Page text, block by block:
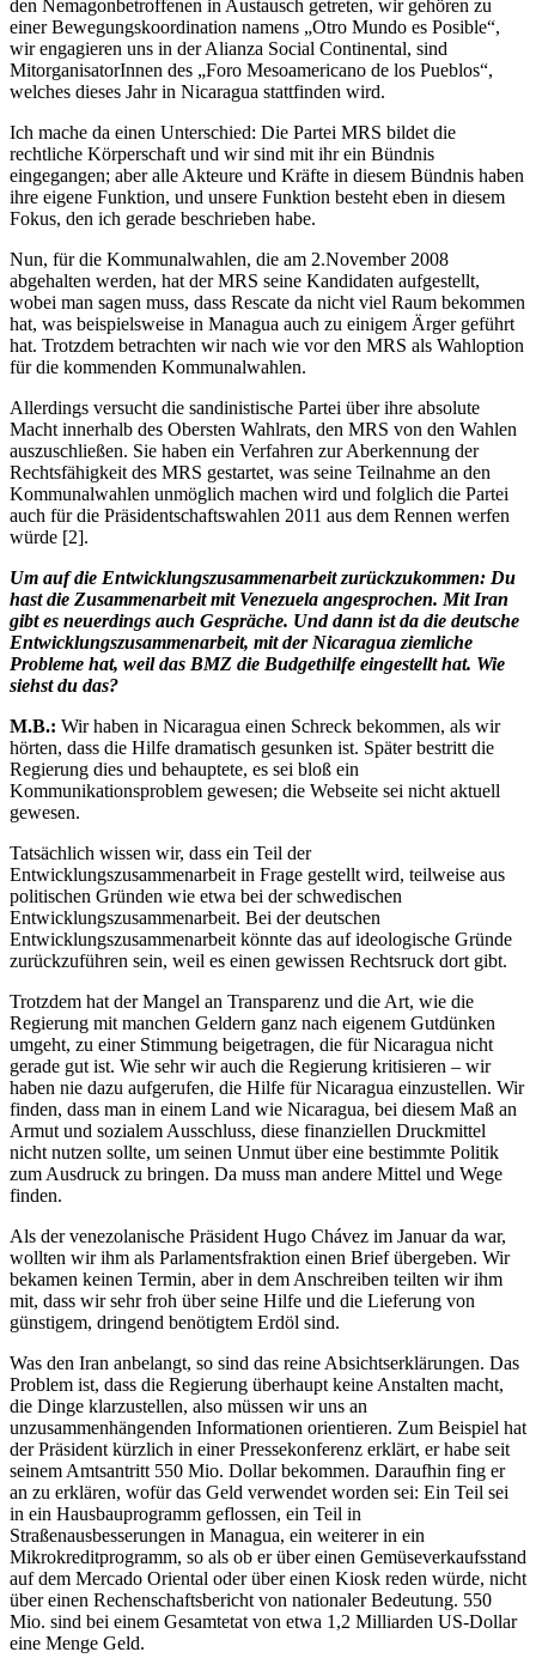
den Nemagonbetroffenen in Austausch getreten, wir gehören zu
einer Bewegungskoordination namens „Otro Mundo es Posible“,
wir engagieren uns in der Alianza Social Continental, sind
MitorganisatorInnen des „Foro Mesoamericano de los Pueblos“,
welches dieses Jahr in Nicaragua stattfinden wird.
Ich mache da einen Unterschied: Die Partei MRS bildet die
rechtliche Körperschaft und wir sind mit ihr ein Bündnis
eingegangen; aber alle Akteure und Kräfte in diesem Bündnis haben
ihre eigene Funktion, und unsere Funktion besteht eben in diesem
Fokus, den ich gerade beschrieben habe.
Nun, für die Kommunalwahlen, die am 2.November 2008
abgehalten werden, hat der MRS seine Kandidaten aufgestellt,
wobei man sagen muss, dass Rescate da nicht viel Raum bekommen
hat, was beispielsweise in Managua auch zu einigem Ärger geführt
hat. Trotzdem betrachten wir nach wie vor den MRS als Wahloption
für die kommenden Kommunalwahlen.
Allerdings versucht die sandinistische Partei über ihre absolute
Macht innerhalb des Obersten Wahlrats, den MRS von den Wahlen
auszuschließen. Sie haben ein Verfahren zur Aberkennung der
Rechtsfähigkeit des MRS gestartet, was seine Teilnahme an den
Kommunalwahlen unmöglich machen wird und folglich die Partei
auch für die Präsidentschaftswahlen 2011 aus dem Rennen werfen
würde [2].
Um auf die Entwicklungszusammenarbeit zurückzukommen: Du
hast die Zusammenarbeit mit Venezuela angesprochen. Mit Iran
gibt es neuerdings auch Gespräche. Und dann ist da die deutsche
Entwicklungszusammenarbeit, mit der Nicaragua ziemliche
Probleme hat, weil das BMZ die Budgethilfe eingestellt hat. Wie
siehst du das?
M.B.: Wir haben in Nicaragua einen Schreck bekommen, als wir
hörten, dass die Hilfe dramatisch gesunken ist. Später bestritt die
Regierung dies und behauptete, es sei bloß ein
Kommunikationsproblem gewesen; die Webseite sei nicht aktuell
gewesen.
Tatsächlich wissen wir, dass ein Teil der
Entwicklungszusammenarbeit in Frage gestellt wird, teilweise aus
politischen Gründen wie etwa bei der schwedischen
Entwicklungszusammenarbeit. Bei der deutschen
Entwicklungszusammenarbeit könnte das auf ideologische Gründe
zurückzuführen sein, weil es einen gewissen Rechtsruck dort gibt.
Trotzdem hat der Mangel an Transparenz und die Art, wie die
Regierung mit manchen Geldern ganz nach eigenem Gutdünken
umgeht, zu einer Stimmung beigetragen, die für Nicaragua nicht
gerade gut ist. Wie sehr wir auch die Regierung kritisieren – wir
haben nie dazu aufgerufen, die Hilfe für Nicaragua einzustellen. Wir
finden, dass man in einem Land wie Nicaragua, bei diesem Maß an
Armut und sozialem Ausschluss, diese finanziellen Druckmittel
nicht nutzen sollte, um seinen Unmut über eine bestimmte Politik
zum Ausdruck zu bringen. Da muss man andere Mittel und Wege
finden.
Als der venezolanische Präsident Hugo Chávez im Januar da war,
wollten wir ihm als Parlamentsfraktion einen Brief übergeben. Wir
bekamen keinen Termin, aber in dem Anschreiben teilten wir ihm
mit, dass wir sehr froh über seine Hilfe und die Lieferung von
günstigem, dringend benötigtem Erdöl sind.
Was den Iran anbelangt, so sind das reine Absichtserklärungen. Das
Problem ist, dass die Regierung überhaupt keine Anstalten macht,
die Dinge klarzustellen, also müssen wir uns an
unzusammenhängenden Informationen orientieren. Zum Beispiel hat
der Präsident kürzlich in einer Pressekonferenz erklärt, er habe seit
seinem Amtsantritt 550 Mio. Dollar bekommen. Daraufhin fing er
an zu erklären, wofür das Geld verwendet worden sei: Ein Teil sei
in ein Hausbauprogramm geflossen, ein Teil in
Straßenausbesserungen in Managua, ein weiterer in ein
Mikrokreditprogramm, so als ob er über einen Gemüseverkaufsstand
auf dem Mercado Oriental oder über einen Kiosk reden würde, nicht
über einen Rechenschaftsbericht von nationaler Bedeutung. 550
Mio. sind bei einem Gesamtetat von etwa 1,2 Milliarden US-Dollar
eine Menge Geld.